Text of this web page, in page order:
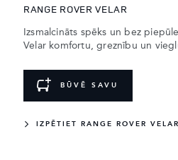
RANGE ROVER VELAR
Izsmalcināts spēks un bez
Velar komfortu, greznību un
BŪVĒ SAVU
IZPĒTIET RANGE ROVER VELAR